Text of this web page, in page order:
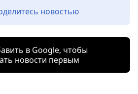
новостью
в Google, чтобы
новости первым